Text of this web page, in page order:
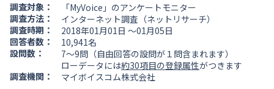
調査対象：
「MyVoice」のアンケートモニター
調査方法：
インターネット調査（ネットリサーチ）
調査時期：
2018年01月01日 ～01月05日
回答者数：
10,941名
設問数：
7～9問（自由回答の設問が１問含まれます）
ローデータには約30項目の登録属性がつきます
調査機関：
マイボイスコム株式会社